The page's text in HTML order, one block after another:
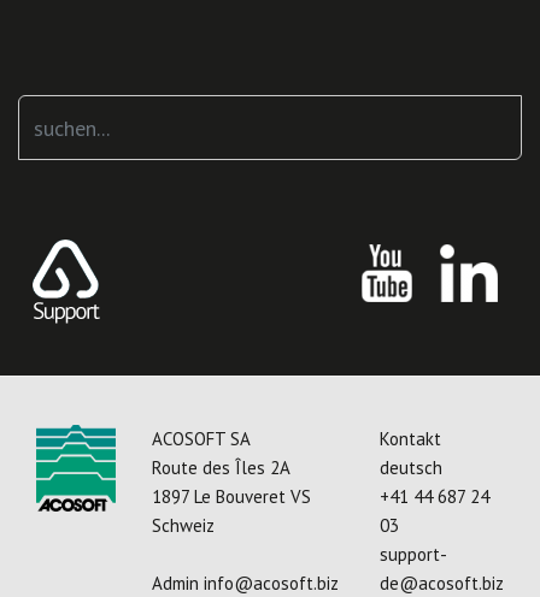
...
ACOSOFT SA
Route des Îles 2A
1897 Le Bouveret VS
Schweiz
Admin info@acosoft.biz
Kontakt
deutsch
+41 44 687 24
03
support-
de@acosoft.biz